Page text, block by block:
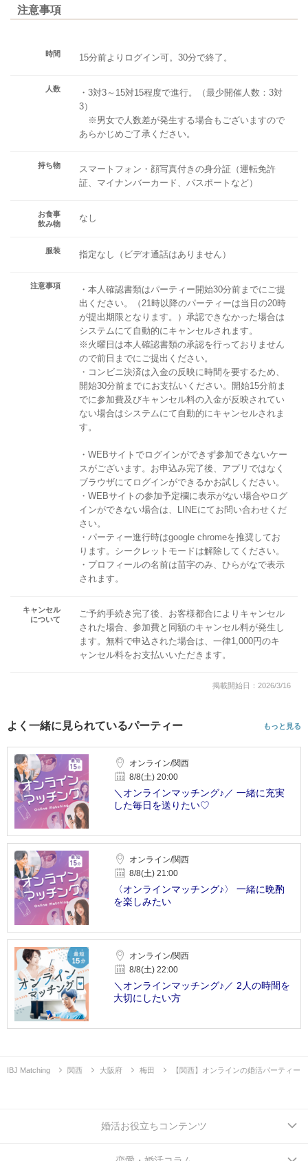
注意事項
時間 15分前よりログイン可。30分で終了。
人数
・3対3～15対15程度で進行。（最少開催人数：3対
3）
※男女で人数差が発生する場合もございますので
あらかじめご了承ください。
持ち物
スマートフォン・顔写真付きの身分証（運転免許
証、マイナンバーカード、パスポートなど）
お食事
飲み物
なし
服装 指定なし（ビデオ通話はありません）
注意事項
・本人確認書類はパーティー開始30分前までにご提
出ください。（21時以降のパーティーは当日の20時
が提出期限となります。）承認できなかった場合は
システムにて自動的にキャンセルされます。
※火曜日は本人確認書類の承認を行っておりません
ので前日までにご提出ください。
・コンビニ決済は入金の反映に時間を要するため、
開始30分前までにお支払いください。開始15分前ま
でに参加費及びキャンセル料の入金が反映されてい
ない場合はシステムにて自動的にキャンセルされま
す。
・WEBサイトでログインができず参加できないケー
スがございます。お申込み完了後、アプリではなく
ブラウザにてログインができるかお試しください。
・WEBサイトの参加予定欄に表示がない場合やログ
インができない場合は、LINEにてお問い合わせくだ
さい。
・パーティー進行時はgoogle chromeを推奨してお
ります。シークレットモードは解除してください。
・プロフィールの名前は苗字のみ、ひらがなで表示
されます。
キャンセル
について
ご予約手続き完了後、お客様都合によりキャンセル
された場合、参加費と同額のキャンセル料が発生し
ます。無料で申込された場合は、一律1,000円のキ
ャンセル料をお支払いいただきます。
掲載開始日：2026/3/16
よく一緒に見られているパーティー もっと見る
オンライン/関西
8/8(土) 20:00
＼オンラインマッチング♪／ 一緒に充実
した毎日を送りたい♡
オンライン/関西
8/8(土) 21:00
〈オンラインマッチング♪〉 一緒に晩酌
を楽しみたい
オンライン/関西
8/8(土) 22:00
＼オンラインマッチング♪／ 2人の時間を
大切にしたい方
IBJ Matching 関西 大阪府 梅田 【関西】オンラインの婚活パーティー
婚活お役立ちコンテンツ